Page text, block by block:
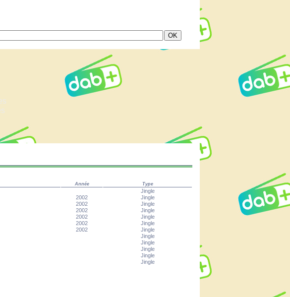
Année Type
Jingle
2002
Jingle
2002
Jingle
2002
Jingle
2002
Jingle
2002
Jingle
2002
Jingle
Jingle
Jingle
Jingle
Jingle
Jingle